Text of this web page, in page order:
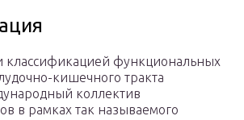
функциональных
кишечного тракта
коллектив
в рамках так называемого